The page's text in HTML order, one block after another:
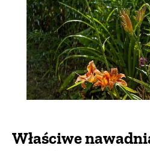
Właściwe
ZWIERZĘTA W